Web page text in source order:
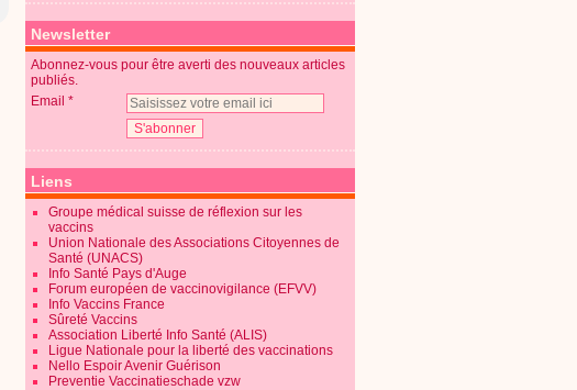
Newsletter
Abonnez-vous pour être averti des nouveaux articles
publiés.
Email
Liens
Groupe médical suisse de réflexion sur les
vaccins
Union Nationale des Associations Citoyennes de
Santé (UNACS)
Info Santé Pays d'Auge
Forum européen de vaccinovigilance (EFVV)
Info Vaccins France
Sûreté Vaccins
Association Liberté Info Santé (ALIS)
Ligue Nationale pour la liberté des vaccinations
Nello Espoir Avenir Guérison
Preventie Vaccinatieschade vzw